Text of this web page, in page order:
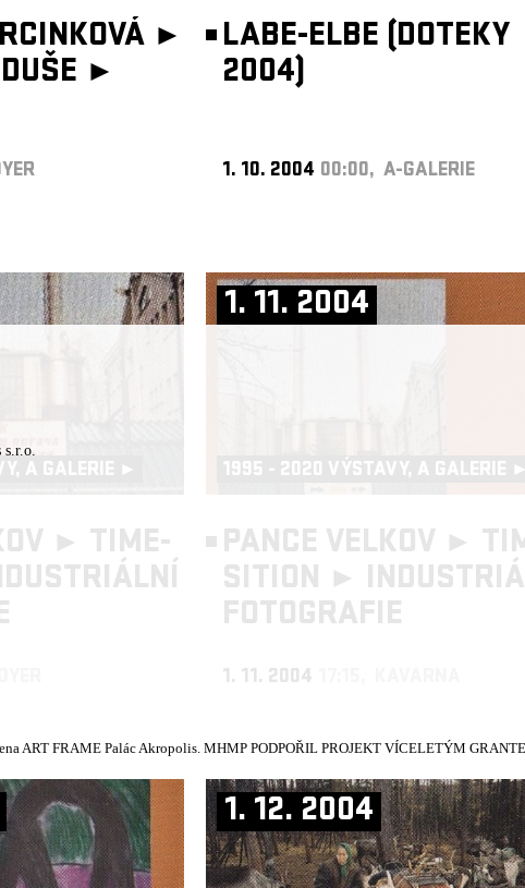
►
►
LABE-ELBE (DOTEKY
2004)
1. 10. 2004 00:00, A-GALERIE
A GALERIE ►
► TIME-
1. 11. 2004
1995 - 2020 VÝSTAVY, A GALERIE ►
PANCE VELKOV ►
SITION ►
FOTOGRAFIE
1. 11. 2004
1. 12. 2004
s.r.o.
ART FRAME Palác Akropolis. MHMP PODPOŘIL PROJEKT VÍCELETÝM